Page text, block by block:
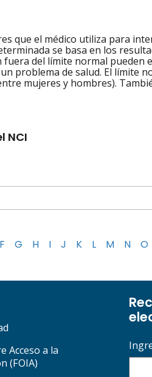
que el médico utiliza para
se basa en los
fuera del límite normal
problema de salud. El límite
mujeres y hombres).
NCI
F G H I J K L M N O
Acceso a la
(FOIA)